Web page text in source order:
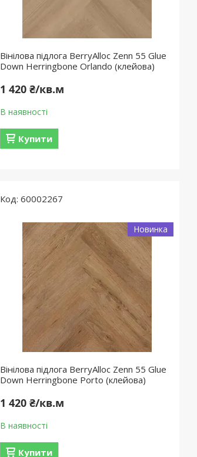
Вінілова підлога BerryAlloc Zenn 55 Glue
Down Herringbone Orlando (клейова)
1 420 ₴/кв.м
В наявності
Купити
60002267
Новинка
Вінілова підлога BerryAlloc Zenn 55 Glue
Down Herringbone Porto (клейова)
1 420 ₴/кв.м
В наявності
Купити